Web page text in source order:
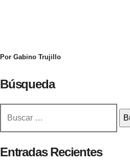
Por Gabino Trujillo
Búsqueda
Entradas Recientes